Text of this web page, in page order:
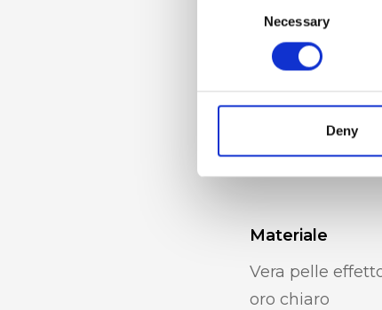
Necessary
Deny
Dettaglio
banconote,
Tasca
bottone
Materiale
Vera pelle
oro chiaro